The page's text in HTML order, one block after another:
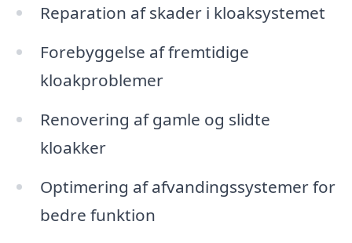
Reparation af skader i kloaksystemet
Forebyggelse af fremtidige
kloakproblemer
Renovering af gamle og slidte
kloakker
Optimering af afvandingssystemer for
bedre funktion